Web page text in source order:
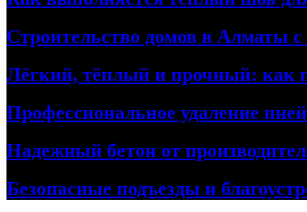
Строительство домов в Алматы
Лёгкий, тёплый и прочный: как
Профессиональное удаление
Надежный бетон от
Безопасные подъезды и